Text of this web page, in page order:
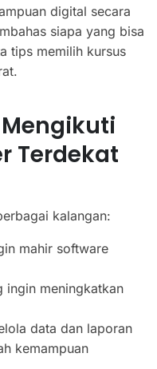
digital secara
siapa yang bisa
tips memilih kursus
Terdekat
kalangan:
mahir software
ingin meningkatkan
data dan laporan
kemampuan